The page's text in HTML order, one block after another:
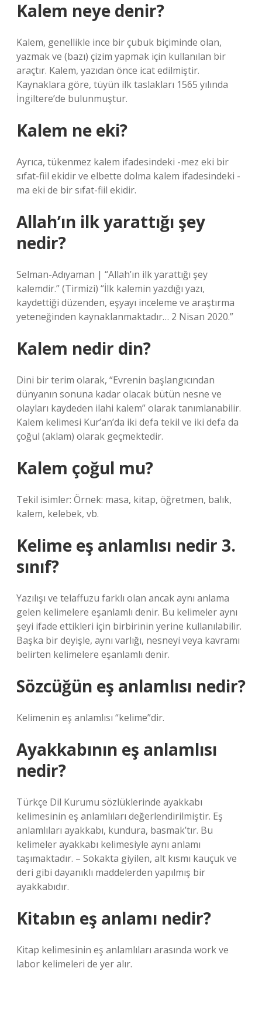
Kalem neye denir?
Kalem, genellikle ince bir çubuk biçiminde olan,
yazmak ve (bazı) çizim yapmak için kullanılan bir
araçtır. Kalem, yazıdan önce icat edilmiştir.
Kaynaklara göre, tüyün ilk taslakları 1565 yılında
İngiltere’de bulunmuştur.
Kalem ne eki?
Ayrıca, tükenmez kalem ifadesindeki -mez eki bir
sıfat-fiil ekidir ve elbette dolma kalem ifadesindeki -
ma eki de bir sıfat-fiil ekidir.
Allah’ın ilk yarattığı şey
nedir?
Selman-Adıyaman | “Allah’ın ilk yarattığı şey
kalemdir.” (Tirmizi) “İlk kalemin yazdığı yazı,
kaydettiği düzenden, eşyayı inceleme ve araştırma
yeteneğinden kaynaklanmaktadır… 2 Nisan 2020.”
Kalem nedir din?
Dini bir terim olarak, “Evrenin başlangıcından
dünyanın sonuna kadar olacak bütün nesne ve
olayları kaydeden ilahi kalem” olarak tanımlanabilir.
Kalem kelimesi Kur’an’da iki defa tekil ve iki defa da
çoğul (aklam) olarak geçmektedir.
Kalem çoğul mu?
Tekil isimler: Örnek: masa, kitap, öğretmen, balık,
kalem, kelebek, vb.
Kelime eş anlamlısı nedir 3.
sınıf?
Yazılışı ve telaffuzu farklı olan ancak aynı anlama
gelen kelimelere eşanlamlı denir. Bu kelimeler aynı
şeyi ifade ettikleri için birbirinin yerine kullanılabilir.
Başka bir deyişle, aynı varlığı, nesneyi veya kavramı
belirten kelimelere eşanlamlı denir.
Sözcüğün eş anlamlısı nedir?
Kelimenin eş anlamlısı “kelime”dir.
Ayakkabının eş anlamlısı
nedir?
Türkçe Dil Kurumu sözlüklerinde ayakkabı
kelimesinin eş anlamlıları değerlendirilmiştir. Eş
anlamlıları ayakkabı, kundura, basmak’tır. Bu
kelimeler ayakkabı kelimesiyle aynı anlamı
taşımaktadır. – Sokakta giyilen, alt kısmı kauçuk ve
deri gibi dayanıklı maddelerden yapılmış bir
ayakkabıdır.
Kitabın eş anlamı nedir?
Kitap kelimesinin eş anlamlıları arasında work ve
labor kelimeleri de yer alır.